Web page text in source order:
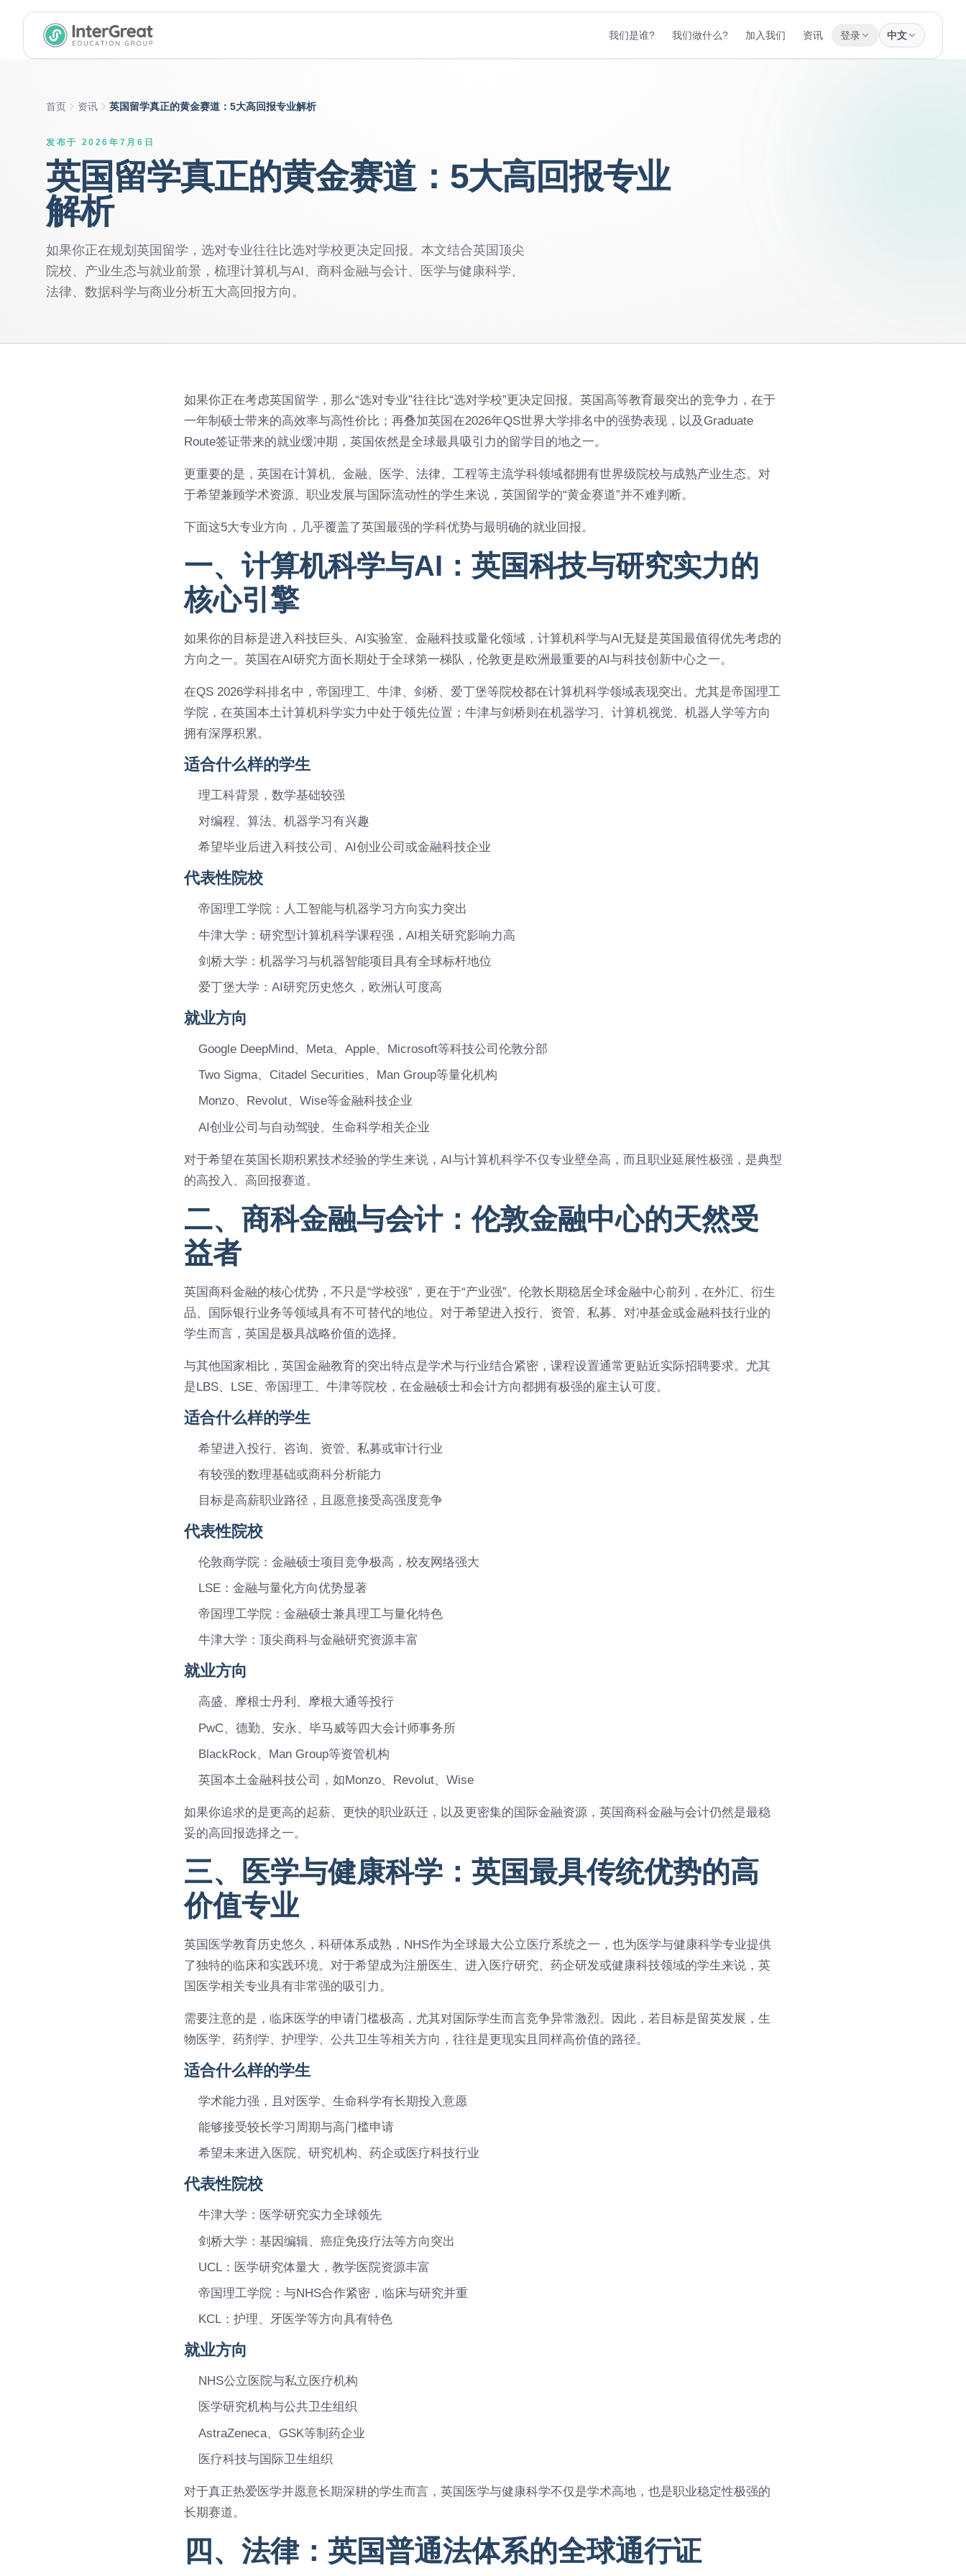
InterGreat Education Group home
我们是谁? 我们做什么? 加入我们 资讯 登录 中文
首页 资讯 英国留学真正的黄金赛道：5大高回报专业解析
发布于 2026年7月6日
英国留学真正的黄金赛道：5大高回报专业
解析
如果你正在规划英国留学，选对专业往往比选对学校更决定回报。本文结合英国顶尖
院校、产业生态与就业前景，梳理计算机与AI、商科金融与会计、医学与健康科学、
法律、数据科学与商业分析五大高回报方向。
如果你正在考虑英国留学，那么“选对专业”往往比“选对学校”更决定回报。英国高等教育最突出的竞争力，在于
一年制硕士带来的高效率与高性价比；再叠加英国在2026年QS世界大学排名中的强势表现，以及Graduate
Route签证带来的就业缓冲期，英国依然是全球最具吸引力的留学目的地之一。
更重要的是，英国在计算机、金融、医学、法律、工程等主流学科领域都拥有世界级院校与成熟产业生态。对
于希望兼顾学术资源、职业发展与国际流动性的学生来说，英国留学的“黄金赛道”并不难判断。
下面这5大专业方向，几乎覆盖了英国最强的学科优势与最明确的就业回报。
一、计算机科学与AI：英国科技与研究实力的
核心引擎
如果你的目标是进入科技巨头、AI实验室、金融科技或量化领域，计算机科学与AI无疑是英国最值得优先考虑的
方向之一。英国在AI研究方面长期处于全球第一梯队，伦敦更是欧洲最重要的AI与科技创新中心之一。
在QS 2026学科排名中，帝国理工、牛津、剑桥、爱丁堡等院校都在计算机科学领域表现突出。尤其是帝国理工
学院，在英国本土计算机科学实力中处于领先位置；牛津与剑桥则在机器学习、计算机视觉、机器人学等方向
拥有深厚积累。
适合什么样的学生
理工科背景，数学基础较强
对编程、算法、机器学习有兴趣
希望毕业后进入科技公司、AI创业公司或金融科技企业
代表性院校
帝国理工学院：人工智能与机器学习方向实力突出
牛津大学：研究型计算机科学课程强，AI相关研究影响力高
剑桥大学：机器学习与机器智能项目具有全球标杆地位
爱丁堡大学：AI研究历史悠久，欧洲认可度高
就业方向
Google DeepMind、Meta、Apple、Microsoft等科技公司伦敦分部
Two Sigma、Citadel Securities、Man Group等量化机构
Monzo、Revolut、Wise等金融科技企业
AI创业公司与自动驾驶、生命科学相关企业
对于希望在英国长期积累技术经验的学生来说，AI与计算机科学不仅专业壁垒高，而且职业延展性极强，是典型
的高投入、高回报赛道。
二、商科金融与会计：伦敦金融中心的天然受
益者
英国商科金融的核心优势，不只是“学校强”，更在于“产业强”。伦敦长期稳居全球金融中心前列，在外汇、衍生
品、国际银行业务等领域具有不可替代的地位。对于希望进入投行、资管、私募、对冲基金或金融科技行业的
学生而言，英国是极具战略价值的选择。
与其他国家相比，英国金融教育的突出特点是学术与行业结合紧密，课程设置通常更贴近实际招聘要求。尤其
是LBS、LSE、帝国理工、牛津等院校，在金融硕士和会计方向都拥有极强的雇主认可度。
适合什么样的学生
希望进入投行、咨询、资管、私募或审计行业
有较强的数理基础或商科分析能力
目标是高薪职业路径，且愿意接受高强度竞争
代表性院校
伦敦商学院：金融硕士项目竞争极高，校友网络强大
LSE：金融与量化方向优势显著
帝国理工学院：金融硕士兼具理工与量化特色
牛津大学：顶尖商科与金融研究资源丰富
就业方向
高盛、摩根士丹利、摩根大通等投行
PwC、德勤、安永、毕马威等四大会计师事务所
BlackRock、Man Group等资管机构
英国本土金融科技公司，如Monzo、Revolut、Wise
如果你追求的是更高的起薪、更快的职业跃迁，以及更密集的国际金融资源，英国商科金融与会计仍然是最稳
妥的高回报选择之一。
三、医学与健康科学：英国最具传统优势的高
价值专业
英国医学教育历史悠久，科研体系成熟，NHS作为全球最大公立医疗系统之一，也为医学与健康科学专业提供
了独特的临床和实践环境。对于希望成为注册医生、进入医疗研究、药企研发或健康科技领域的学生来说，英
国医学相关专业具有非常强的吸引力。
需要注意的是，临床医学的申请门槛极高，尤其对国际学生而言竞争异常激烈。因此，若目标是留英发展，生
物医学、药剂学、护理学、公共卫生等相关方向，往往是更现实且同样高价值的路径。
适合什么样的学生
学术能力强，且对医学、生命科学有长期投入意愿
能够接受较长学习周期与高门槛申请
希望未来进入医院、研究机构、药企或医疗科技行业
代表性院校
牛津大学：医学研究实力全球领先
剑桥大学：基因编辑、癌症免疫疗法等方向突出
UCL：医学研究体量大，教学医院资源丰富
帝国理工学院：与NHS合作紧密，临床与研究并重
KCL：护理、牙医学等方向具有特色
就业方向
NHS公立医院与私立医疗机构
医学研究机构与公共卫生组织
AstraZeneca、GSK等制药企业
医疗科技与国际卫生组织
对于真正热爱医学并愿意长期深耕的学生而言，英国医学与健康科学不仅是学术高地，也是职业稳定性极强的
长期赛道。
四、法律：英国普通法体系的全球通行证